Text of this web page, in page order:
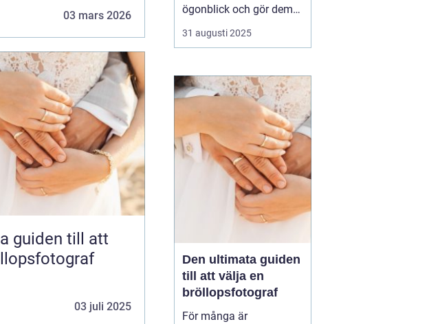
03 mars 2026
guiden till att
03 juli 2025
ögonblick och gör dem
tidlösa. I Umeå, en stad
känd för sin kreativa
omgivningar, finns det
flera fotografer som
arbetar med att föreviga
31 augusti 2025
Den ultimata guiden
till att välja en
bröllopsfotograf
För många är